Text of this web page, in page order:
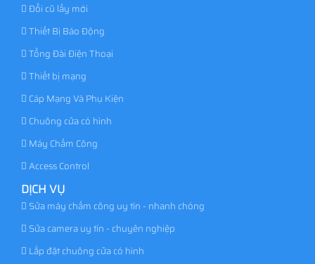
Đổi cũ lấy mới
Thiết Bị Báo Động
Tổng Đài Điện Thoại
Thiết bị mạng
Cáp Mạng Và Phụ Kiện
Chuông cửa có hình
Máy Chấm Công
Access Control
DỊCH VỤ
Sửa máy chấm công uy tín - nhanh chóng
Sửa camera uy tín - chuyên nghiệp
Lắp đặt chuông cửa có hình